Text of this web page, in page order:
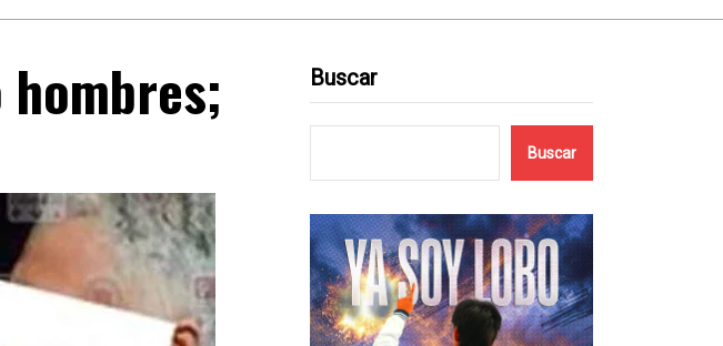
Buscar
Buscar